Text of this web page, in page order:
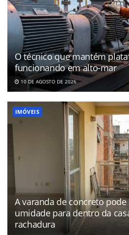
O técnico que mantém
funcionando em alto-mar
10 DE AGOSTO DE 2026
IMÓVEIS
A varanda de concreto
umidade para dentro da
rachadura